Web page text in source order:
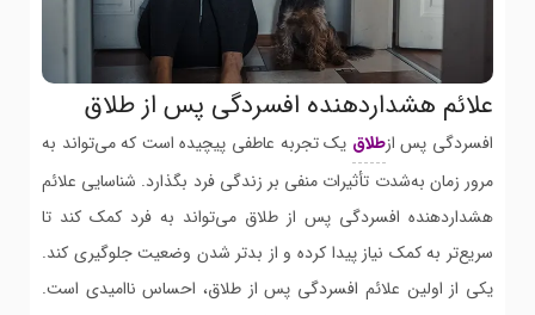
علائم هشداردهنده افسردگی پس از طلاق
افسردگی پس ازطلاق یک تجربه عاطفی پیچیده است که می‌تواند به
مرور زمان به‌شدت تأثیرات منفی بر زندگی فرد بگذارد. شناسایی علائم
هشداردهنده افسردگی پس از طلاق می‌تواند به فرد کمک کند تا
سریع‌تر به کمک نیاز پیدا کرده و از بدتر شدن وضعیت جلوگیری کند.
یکی از اولین علائم افسردگی پس از طلاق، احساس ناامیدی است.